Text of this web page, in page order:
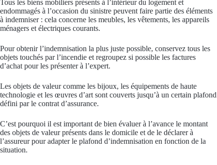
Tous les biens mobiliers présents à l’intérieur du logement et
endommagés à l’occasion du sinistre peuvent faire partie des éléments
à indemniser : cela concerne les meubles, les vêtements, les appareils
ménagers et électriques courants.
Pour obtenir l’indemnisation la plus juste possible, conservez tous les
objets touchés par l’incendie et regroupez si possible les factures
d’achat pour les présenter à l’expert.
Les objets de valeur comme les bijoux, les équipements de haute
technologie et les œuvres d’art sont couverts jusqu’à un certain plafond
défini par le contrat d’assurance.
C’est pourquoi il est important de bien évaluer à l’avance le montant
des objets de valeur présents dans le domicile et de le déclarer à
l’assureur pour adapter le plafond d’indemnisation en fonction de la
situation.